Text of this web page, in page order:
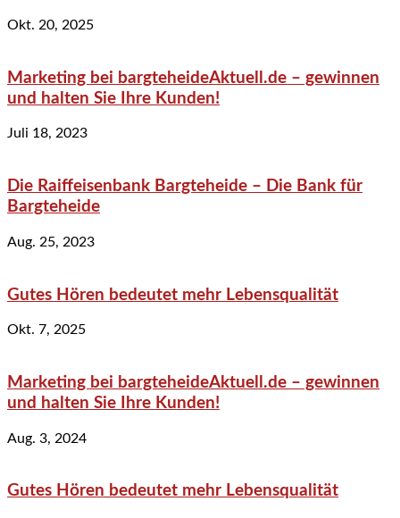
Okt. 20, 2025
Marketing bei bargteheideAktuell.de – gewinnen
und halten Sie Ihre Kunden!
Juli 18, 2023
Die Raiffeisenbank Bargteheide – Die Bank für
Bargteheide
Aug. 25, 2023
Gutes Hören bedeutet mehr Lebensqualität
Okt. 7, 2025
Marketing bei bargteheideAktuell.de – gewinnen
und halten Sie Ihre Kunden!
Aug. 3, 2024
Gutes Hören bedeutet mehr Lebensqualität